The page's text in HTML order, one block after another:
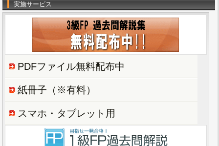
実施サービス
PDFファイル無料配布中
紙冊子（※有料）
スマホ・タブレット用